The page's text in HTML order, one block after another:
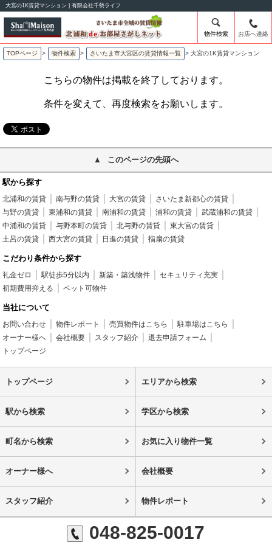
大宮の1K賃貸マンション | 有限会社千勢ライフ
物件検索 お店へ連絡
TOPページ > 物件検索 > さいたま市大宮区の賃貸情報一覧 > 大宮の1K賃貸マンション
こちらの物件は掲載を終了しております。
条件を変えて、再度検索をお願いします。
このページの先頭へ
駅から探す
北浦和の賃貸 南与野の賃貸 大宮の賃貸
さいたま新都心の賃貸
与野の賃貸
東浦和の賃貸 南浦和の賃貸 浦和の賃貸
武蔵浦和の賃貸
中浦和の賃貸
与野本町の賃貸 北与野の賃貸
東大宮の賃貸
土呂の賃貸
西大宮の賃貸 日進の賃貸 指扇の賃貸
こだわり条件から探す
礼金ゼロ 駅徒歩5分以内 新築・築浅物件
セキュリティ充実
初期費用抑える
ペット可物件
当社について
お問い合わせ 物件レポート 売買物件はこちら
駐車場はこちら
オーナー様へ
会社概要 スタッフ紹介
退去申請フォーム
トップページ
トップページ エリアから検索
駅から検索 学区から検索
町名から検索 お気に入り物件一覧
オーナー様へ 会社概要
スタッフ紹介 物件レポート
048-825-0017